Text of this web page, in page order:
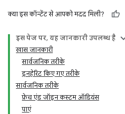
क्या इस कॉन्टेंट से आपको मदद मिली?
इस पेज पर, यह जानकारी उपलब्ध है
खास जानकारी
सार्वजनिक तरीके
इनहेरिट किए गए तरीके
सार्वजनिक तरीके
फ़ेच एंड जॉइन कस्टम ऑडियंस
पाएं